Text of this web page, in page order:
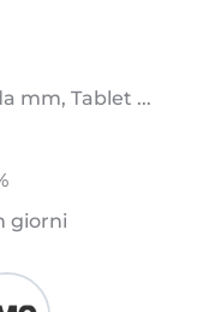
mm, Tablet ...
giorni